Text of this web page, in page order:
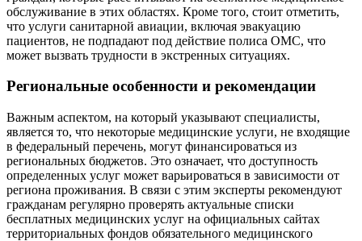
обслуживание в этих областях. Кроме того, стоит отметить,
что услуги санитарной авиации, включая эвакуацию
пациентов, не подпадают под действие полиса ОМС, что
может вызвать трудности в экстренных ситуациях.
Региональные особенности и рекомендации
Важным аспектом, на который указывают специалисты,
является то, что некоторые медицинские услуги, не входящие
в федеральный перечень, могут финансироваться из
региональных бюджетов. Это означает, что доступность
определенных услуг может варьироваться в зависимости от
региона проживания. В связи с этим эксперты рекомендуют
гражданам регулярно проверять актуальные списки
бесплатных медицинских услуг на официальных сайтах
территориальных фондов обязательного медицинского